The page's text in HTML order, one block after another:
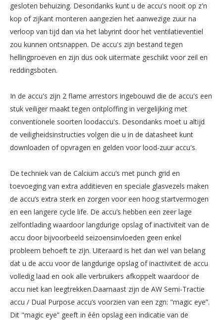
gesloten behuizing. Desondanks kunt u de accu's nooit op z'n
kop of zijkant monteren aangezien het aanwezige zuur na
verloop van tijd dan via het labyrint door het ventilatieventiel
zou kunnen ontsnappen. De accu's zijn bestand tegen
hellingproeven en zijn dus ook uitermate geschikt voor zeil en
reddingsboten.
In de accu's zijn 2 flame arrestors ingebouwd die de accu's een
stuk veiliger maakt tegen ontploffing in vergelijking met
conventionele soorten loodaccu's. Desondanks moet u altijd
de veiligheidsinstructies volgen die u in de datasheet kunt
downloaden of opvragen en gelden voor lood-zuur accu's.
De techniek van de Calcium accu’s met punch grid en
toevoeging van extra additieven en speciale glasvezels maken
de accu’s extra sterk en zorgen voor een hoog startvermogen
en een langere cycle life. De accu’s hebben een zeer lage
zelfontlading waardoor langdurige opslag of inactiviteit van de
accu door bijvoorbeeld seizoensinvloeden geen enkel
probleem behoeft te zijn. Uiteraard is het dan wel van belang
dat u de accu voor de langdurige opslag of inactiviteit de accu
volledig laad en ook alle verbruikers afkoppelt waardoor de
accu niet kan leegtrekken.Daarnaast zijn de AW Semi-Tractie
accu / Dual Purpose accu’s voorzien van een zgn: "magic eye”.
Dit "magic eye” geeft in één opslag een indicatie van de